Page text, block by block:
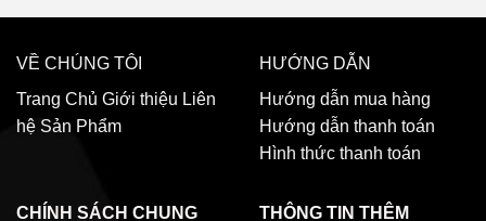
VỀ CHÚNG TÔI
Trang Chủ Giới thiệu Liên
hệ Sản Phẩm
HƯỚNG DẪN
Hướng dẫn mua hàng
Hướng dẫn thanh toán
Hình thức thanh toán
CHÍNH SÁCH CHUNG
THÔNG TIN THÊM